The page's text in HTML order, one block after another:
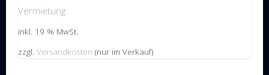
Vermietung
inkl. 19 % MwSt.
zzgl. Versandkosten (nur im Verkauf)